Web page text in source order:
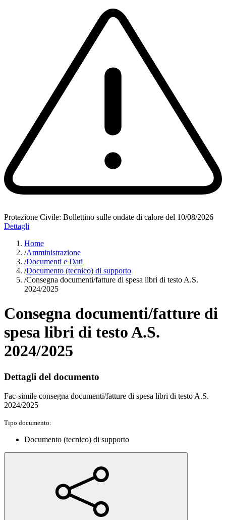
Protezione Civile: Bollettino sulle ondate di calore del 10/08/2026
Dettagli
Home
/Amministrazione
/Documenti e Dati
/Documento (tecnico) di supporto
/Consegna documenti/fatture di spesa libri di testo A.S.
2024/2025
Consegna documenti/fatture di
spesa libri di testo A.S.
2024/2025
Dettagli del documento
Fac-simile consegna documenti/fatture di spesa libri di testo A.S.
2024/2025
Tipo documento:
Documento (tecnico) di supporto